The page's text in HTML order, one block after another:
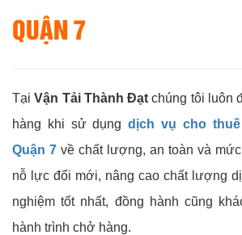
QUẬN 7
TạiVận Tải Thành Đạt chúng tôi luôn
hàng khi sử dụngdịch vụ cho
Quận 7 về chất lượng, an toàn và
nỗ lực đổi mới, nâng cao chất lượng
nghiệm tốt nhất, đồng hành cũng
hành trình chở hàng.